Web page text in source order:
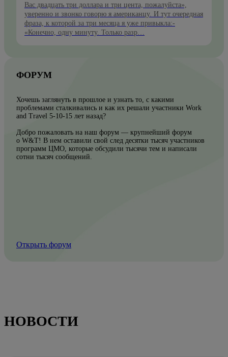
Вас двадцать три доллара и три цента, пожалуйста»,
уверенно и звонко говорю я американцу. И тут очередная
фраза, к которой за три месяца я уже привыкла:-
«Конечно, одну минуту. Только разр…
ФОРУМ
Хочешь заглянуть в прошлое и узнать то, с какими
проблемами сталкивались и как их решали участники Work
and Travel 5-10-15 лет назад?
Добро пожаловать на наш форум — крупнейший форум
о W&T! В нем оставили свой след десятки тысяч участников
программ ЦМО, которые обсудили тысячи тем и написали
сотни тысяч сообщений.
Открыть форум
НОВОСТИ